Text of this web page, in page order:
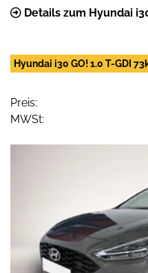
Details zum Hyundai
Hyundai i30 GO! 1.0 T-GDI
Preis:
MWSt: